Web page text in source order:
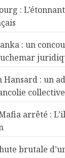
:
: un
Hansard : un
collective
arrêté :
brutale